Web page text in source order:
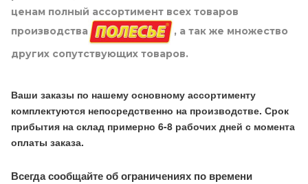
ценам полный ассортимент всех товаров
производства
, а так же множество
других сопутствующих товаров.
Ваши заказы по нашему основному ассортименту
комплектуются непосредственно на производстве. Срок
прибытия на склад примерно 6-8 рабочих дней с момента
оплаты заказа.
Всегда сообщайте об ограничениях по времени